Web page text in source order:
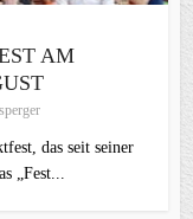
AM
das seit seiner
„Fest...